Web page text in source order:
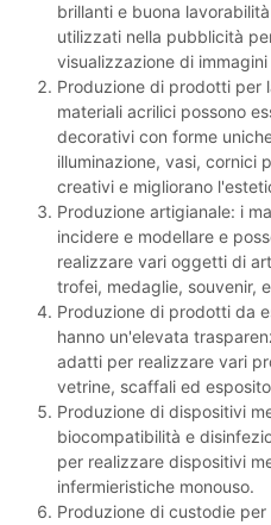
brillanti e buona
utilizzati nella pubblicità
visualizzazione di
Produzione di prodotti per
materiali acrilici possono
decorativi con forme
illuminazione, vasi, cornici
creativi e migliorano
Produzione artigianale: i
incidere e modellare e
realizzare vari oggetti di
trofei, medaglie, souvenir,
Produzione di prodotti da
hanno un'elevata
adatti per realizzare vari
vetrine, scaffali ed
Produzione di dispositivi
biocompatibilità e
per realizzare dispositivi
infermieristiche monouso.
Produzione di custodie